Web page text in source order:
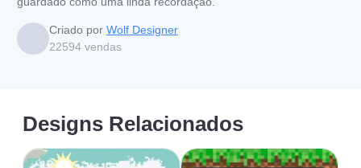
Criado por Wolf Designer
22594 vendas
Designs Relacionados